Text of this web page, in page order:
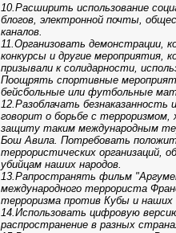
10.Расширить использование
блогов, электронной почты,
каналов.
11.Организовать демонстрации,
конкурсы и другие мероприятия,
призывали к солидарности,
Поощрять спортивные
бейсбольные или футбольные
12.Разоблачать
говорит о борьбе с
защиту таким международным
Бош Авила. Потребовать
террористических организаций,
убийцам наших народов.
13.Рапространять фильм
международного террориста
терроризма против Кубы и наших
14.Использовать цифровую
распространение в разных